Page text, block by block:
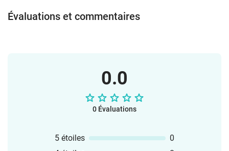
puis attache-les avec un élastique si
besoin. Amusez-vous bien avec le
Évaluations et commentaires
0.0
0 Évaluations
5 étoiles
0